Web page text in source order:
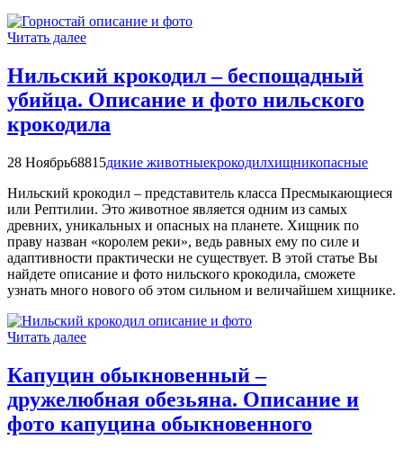
Читать далее
Нильский крокодил – беспощадный
убийца. Описание и фото нильского
крокодила
28 Ноябрь68815дикие животныекрокодилхищникопасные
Нильский крокодил – представитель класса Пресмыкающиеся
или Рептилии. Это животное является одним из самых
древних, уникальных и опасных на планете. Хищник по
праву назван «королем реки», ведь равных ему по силе и
адаптивности практически не существует. В этой статье Вы
найдете описание и фото нильского крокодила, сможете
узнать много нового об этом сильном и величайшем хищнике.
Читать далее
Капуцин обыкновенный –
дружелюбная обезьяна. Описание и
фото капуцина обыкновенного